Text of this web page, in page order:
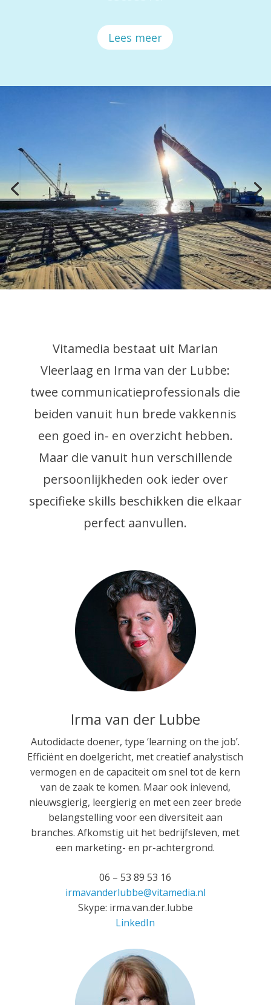
Lees meer
Vitamedia bestaat uit Marian
Vleerlaag en Irma van der Lubbe:
twee communicatieprofessionals die
beiden vanuit hun brede vakkennis
een goed in- en overzicht hebben.
Maar die vanuit hun verschillende
persoonlijkheden ook ieder over
specifieke skills beschikken die elkaar
perfect aanvullen.
Irma van der Lubbe
Autodidacte doener, type ‘learning on the job’.
Efficiënt en doelgericht, met creatief analystisch
vermogen en de capaciteit om snel tot de kern
van de zaak te komen. Maar ook inlevend,
nieuwsgierig, leergierig en met een zeer brede
belangstelling voor een diversiteit aan
branches. Afkomstig uit het bedrijfsleven, met
een marketing- en pr-achtergrond.
06 – 53 89 53 16
irmavanderlubbe@vitamedia.nl
Skype: irma.van.der.lubbe
LinkedIn